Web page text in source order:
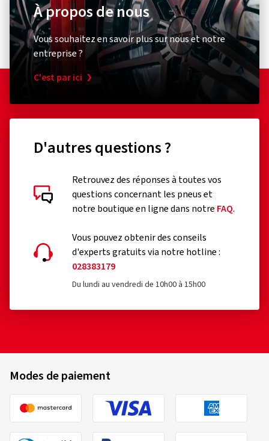
À propos de nous
Vous souhaitez en savoir plus sur nous et notre
entreprise ?
C'est par ici
D'autres questions ?
Retrouvez des réponses à toutes vos
questions concernant les pneus et
notre boutique en ligne dans notre FAQ.
Vous pouvez obtenir des conseils
d'experts gratuits via notre hotline :
028383179
Du lundi au vendredi de 10h00 à 15h00
Modes de paiement